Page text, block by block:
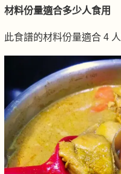
材料份量適合多少人食用
此食譜的材料份量適合 4